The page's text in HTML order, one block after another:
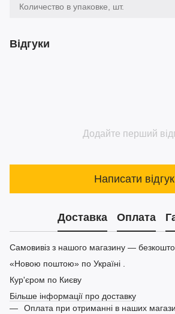
Количество в упаковке, шт.
Відгуки
Додайте перший
Написати відгук
Доставка Оплата
Самовивіз з нашого магазину —
«Новою поштою» по Україні .
Кур'єром по Києву
Більше інформації про доставку
Оплата при отриманні в наших